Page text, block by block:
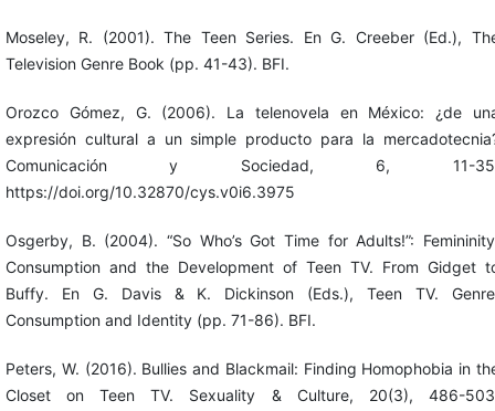
Moseley, R. (2001). The Teen Series. En G. Creeber (Ed.),
Television Genre Book (pp. 41-43). BFI.
Orozco Gómez, G. (2006). La telenovela en México: ¿de
expresión cultural a un simple producto para la
Comunicación y Sociedad, 6, 11-
https://doi.org/10.32870/cys.v0i6.3975
Osgerby, B. (2004). “So Who’s Got Time for Adults!”:
Consumption and the Development of Teen TV. From Gidget
Buffy. En G. Davis & K. Dickinson (Eds.), Teen TV.
Consumption and Identity (pp. 71-86). BFI.
Peters, W. (2016). Bullies and Blackmail: Finding Homophobia in
Closet on Teen TV. Sexuality & Culture, 20(3), 486-